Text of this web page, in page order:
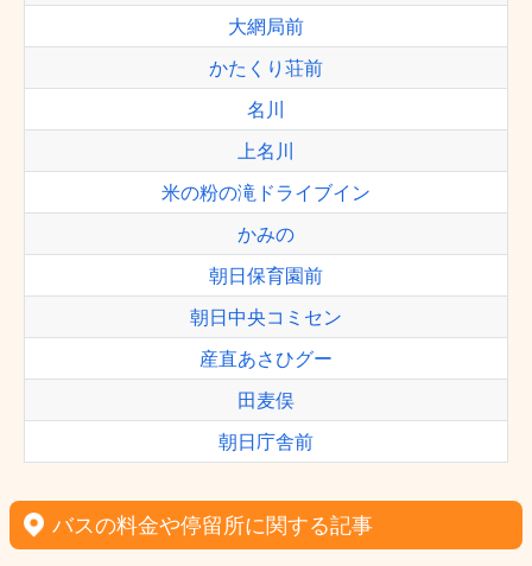
大網局前
かたくり荘前
名川
上名川
米の粉の滝ドライブイン
かみの
朝日保育園前
朝日中央コミセン
産直あさひグー
田麦俣
朝日庁舎前
バスの料金や停留所に関する記事